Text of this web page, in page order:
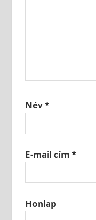
Név*
E-mail cím *
Honlap